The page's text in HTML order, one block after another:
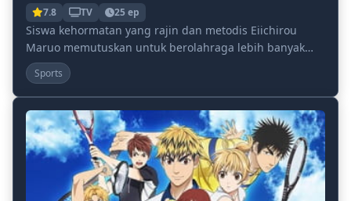
7.8 TV 25 ep
Siswa kehormatan yang rajin dan metodis Eiichirou
Maruo memutuskan untuk berolahraga lebih banyak
selama sedikit waktu luang yang dia miliki karena di...
Sports